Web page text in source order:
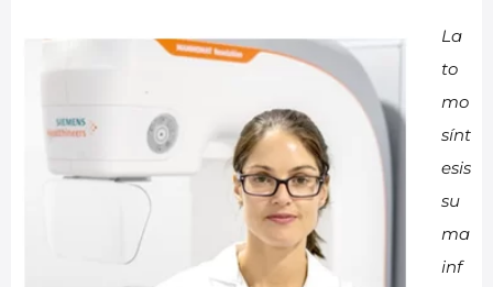
La
to
mo
sínt
esis
su
ma
inf